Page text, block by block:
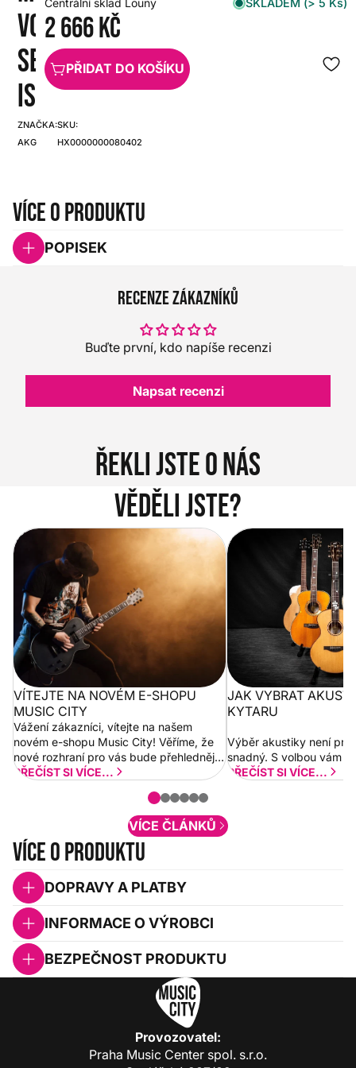
VOCAL
SET
ISM3
ZNAČKA:
AKG
SKU:
HX0000000080402
Centrální sklad Louny
2 666 Kč
PŘIDAT DO KOŠÍKU
Více o produktu
POPISEK
Recenze zákazníků
Buďte první, kdo napíše recenzi
Napsat recenzi
Řekli jste o nás
Věděli jste?
Vítejte na novém e-shopu Music
City
VÍTEJTE NA NOVÉM E-SHOPU
MUSIC CITY
Vážení zákazníci, vítejte na našem
novém e-shopu Music City! Věříme, že
nové rozhraní pro vás bude přehlednější
a rychlejší. Postupně budeme přidávat
PŘEČÍST SI VÍCE...
Jak vybrat
JAK VYBRAT
KYTARU
Výběr akustiky není pro
snadný. S volbou vám
PŘEČÍST SI VÍCE...
VÍCE ČLÁNKŮ
Více o produktu
DOPRAVY A PLATBY
INFORMACE O VÝROBCI
BEZPEČNOST PRODUKTU
Provozovatel:
Praha Music Center spol. s.r.o.